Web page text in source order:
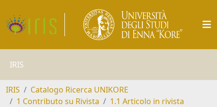
IRIS
IRIS
Catalogo Ricerca UNIKORE
1 Contributo su Rivista
1.1 Articolo in rivista